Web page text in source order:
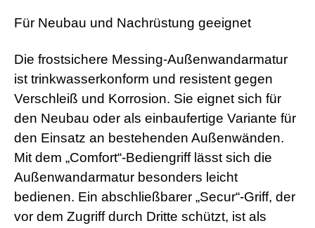
Für Neubau und Nachrüstung geeignet
Die frostsichere Messing-Außenwandarmatur
ist trinkwasserkonform und resistent gegen
Verschleiß und Korrosion. Sie eignet sich für
den Neubau oder als einbaufertige Variante für
den Einsatz an bestehenden Außenwänden.
Mit dem „Comfort“-Bediengriff lässt sich die
Außenwandarmatur besonders leicht
bedienen. Ein abschließbarer „Secur“-Griff, der
vor dem Zugriff durch Dritte schützt, ist als